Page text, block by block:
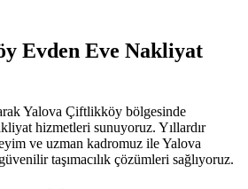
Evden Eve Nakliyat
Yalova Çiftlikköy bölgesinde
hizmetleri sunuyoruz. Yıllardır
ve uzman kadromuz ile Yalova
taşımacılık çözümleri sağlıyoruz.